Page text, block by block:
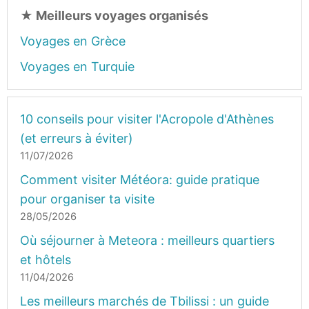
★ Meilleurs voyages organisés
Voyages en Grèce
Voyages en Turquie
10 conseils pour visiter l'Acropole d'Athènes
(et erreurs à éviter)
11/07/2026
Comment visiter Météora: guide pratique
pour organiser ta visite
28/05/2026
Où séjourner à Meteora : meilleurs quartiers
et hôtels
11/04/2026
Les meilleurs marchés de Tbilissi : un guide